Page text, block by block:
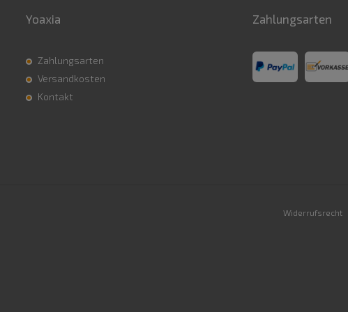
Yoaxia
Zahlungsarten
Versandkosten
Kontakt
Zahlungsarten
Widerrufsrecht